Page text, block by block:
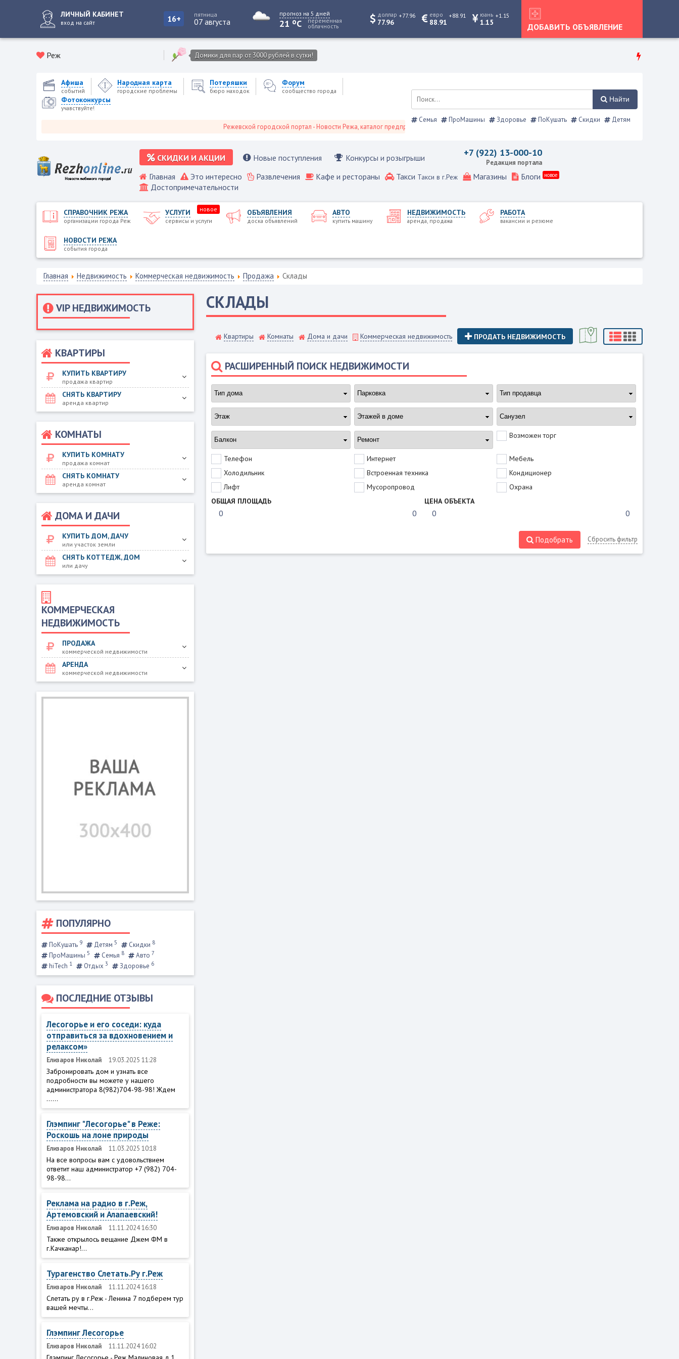
ЛИЧНЫЙ КАБИНЕТ
вход на сайт 16+ пятница
07 августа
прогноз на 5 дней
21 oC переменная
облачность
доллар
77.96
+77.96 евро
88.91
+88.91 юань
1.15
+1.15
ДОБАВИТЬ ОБЪЯВЛЕНИЕ
Реж Домики для пар от 3000 рублей в сутки!
Афиша
событий
Народная карта
городские проблемы
Потеряшки
бюро находок
Форум
сообщество города
Фотоконкурсы
учавствуйте!
Режевской городской портал - Новости Режа, каталог предприятий, объявления, Режевской справочник
Найти
Семья ПроМашины Здоровье ПоКушать Скидки Детям
СКИДКИ И АКЦИИ Новые поступления Конкурсы и розыгрыши +7 (922) 13-000-10
Редакция портала
Главная Это интересно Развлечения Кафе и рестораны Такси Такси в г.Реж Магазины Блоги новое
Достопримечательности
СПРАВОЧНИК РЕЖА
организации города Реж
УСЛУГИ
сервисы и услуги
новое ОБЪЯВЛЕНИЯ
доска объявлений
АВТО
купить машину
НЕДВИЖИМОСТЬ
аренда, продажа
РАБОТА
вакансии и резюме
НОВОСТИ РЕЖА
события города
Главная Недвижимость Коммерческая недвижимость Продажа Склады
VIP НЕДВИЖИМОСТЬ
КВАРТИРЫ
КУПИТЬ КВАРТИРУ
продажа квартир
СНЯТЬ КВАРТИРУ
аренда квартир
КОМНАТЫ
КУПИТЬ КОМНАТУ
продажа комнат
СНЯТЬ КОМНАТУ
аренда комнат
ДОМА И ДАЧИ
КУПИТЬ ДОМ, ДАЧУ
или участок земли
СНЯТЬ КОТТЕДЖ, ДОМ
или дачу
КОММЕРЧЕСКАЯ
НЕДВИЖИМОСТЬ
ПРОДАЖА
коммерческой недвижимости
АРЕНДА
коммерческой недвижимости
ПОПУЛЯРНО
ПоКушать 9 Детям 5 Скидки 8
ПроМашины 5 Семья 8 Авто 7
hiTech 1 Отдых 3 Здоровье 6
ПОСЛЕДНИЕ ОТЗЫВЫ
Лесогорье и его соседи: куда
отправиться за вдохновением и
релаксом»
Елизаров Николай 19.03.2025 11:28
Забронировать дом и узнать все
подробности вы можете у нашего
администратора 8(982)704-98-98! Ждем
......
Глэмпинг "Лесогорье" в Реже:
Роскошь на лоне природы
Елизаров Николай 11.03.2025 10:18
На все вопросы вам с удовольствием
ответит наш администратор +7 (982) 704-
98-98...
Реклама на радио в г.Реж,
Артемовский и Алапаевский!
Елизаров Николай 11.11.2024 16:30
Также открылось вещание Джем ФМ в
г.Качканар!...
Турагенство Слетать.Ру г.Реж
Елизаров Николай 11.11.2024 16:18
Слетать ру в г.Реж - Ленина 7 подберем тур
вашей мечты...
Глэмпинг Лесогорье
Елизаров Николай 11.11.2024 16:02
СКЛАДЫ
Квартиры Комнаты Дома и дачи Коммерческая недвижимость ПРОДАТЬ НЕДВИЖИМОСТЬ
РАСШИРЕННЫЙ ПОИСК НЕДВИЖИМОСТИ
Возможен торг
Телефон Интернет
Мебель
Холодильник
Встроенная техника
Кондиционер
Лифт
Мусоропровод
Охрана
ОБЩАЯ ПЛОЩАДЬ
ЦЕНА ОБЪЕКТА
Подобрать Сбросить фильтр